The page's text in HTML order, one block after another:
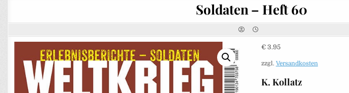
Soldaten – Heft 60
€3.95
zzgl. Versandkosten
K. Kollatz